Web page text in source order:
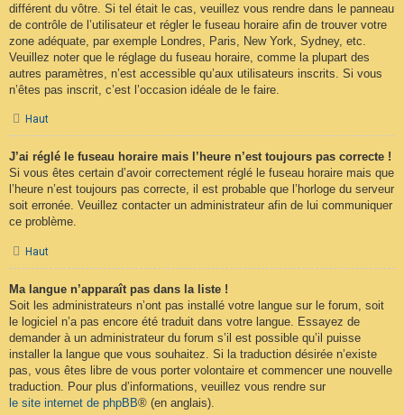
différent du vôtre. Si tel était le cas, veuillez vous rendre dans le panneau
de contrôle de l’utilisateur et régler le fuseau horaire afin de trouver votre
zone adéquate, par exemple Londres, Paris, New York, Sydney, etc.
Veuillez noter que le réglage du fuseau horaire, comme la plupart des
autres paramètres, n’est accessible qu’aux utilisateurs inscrits. Si vous
n’êtes pas inscrit, c’est l’occasion idéale de le faire.
Haut
J’ai réglé le fuseau horaire mais l’heure n’est toujours pas correcte !
Si vous êtes certain d’avoir correctement réglé le fuseau horaire mais que
l’heure n’est toujours pas correcte, il est probable que l’horloge du serveur
soit erronée. Veuillez contacter un administrateur afin de lui communiquer
ce problème.
Haut
Ma langue n’apparaît pas dans la liste !
Soit les administrateurs n’ont pas installé votre langue sur le forum, soit
le logiciel n’a pas encore été traduit dans votre langue. Essayez de
demander à un administrateur du forum s’il est possible qu’il puisse
installer la langue que vous souhaitez. Si la traduction désirée n’existe
pas, vous êtes libre de vous porter volontaire et commencer une nouvelle
traduction. Pour plus d’informations, veuillez vous rendre sur
le site internet de phpBB® (en anglais).